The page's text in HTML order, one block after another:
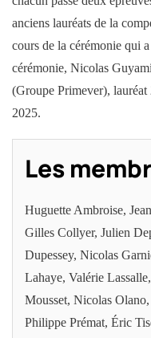
anciens lauréats de la
cours de la cérémonie qui
cérémonie, Nicolas
(Groupe Primever),
2025.
Les
Huguette Ambroise,
Gilles Collyer, Julien
Dupessey, Nicolas
Lahaye, Valérie
Mousset, Nicolas
Philippe Prémat, Éric